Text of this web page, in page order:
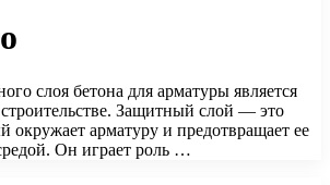
слоя бетона для арматуры является
Защитный слой — это
окружает арматуру и предотвращает ее
Он играет роль …